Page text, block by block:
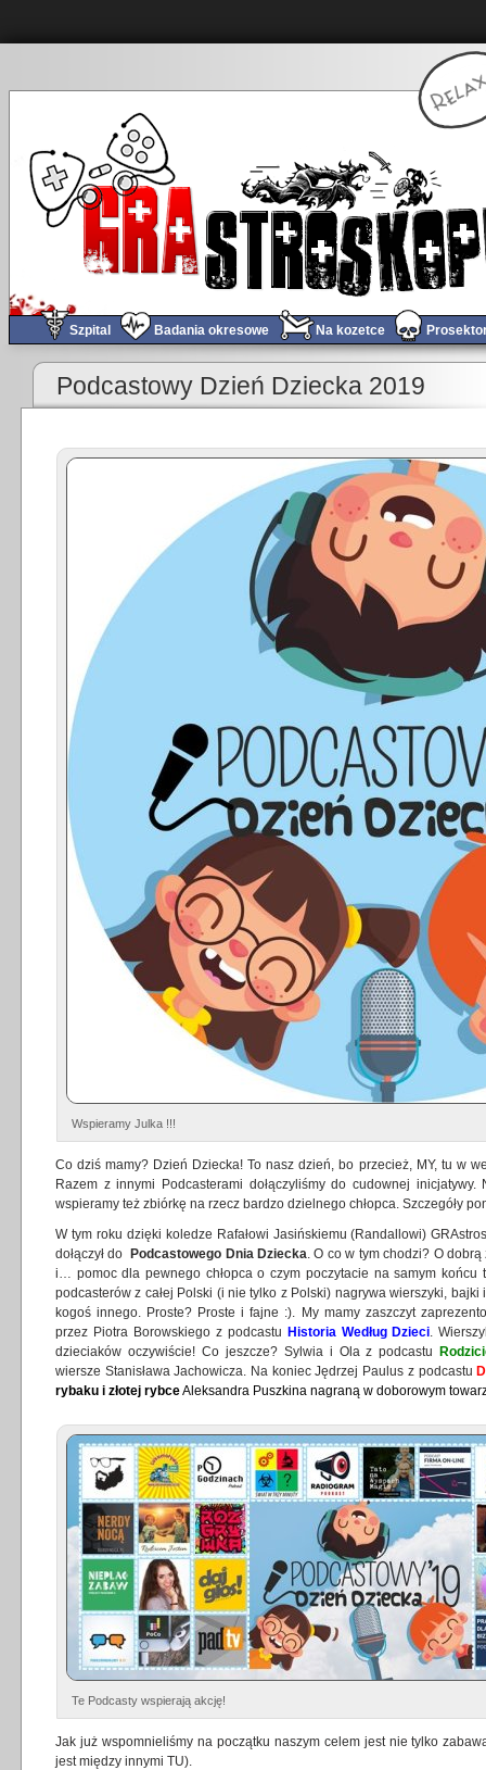
Szpital Badania okresowe Na kozetce
Obchód tygodnia #377
Podcastowy Dzień Dziecka 2019
Wspieramy Julka !!!
Co dziś mamy? Dzień Dziecka! To nasz dzień, bo przecież, MY, tu w
Razem z innymi Podcasterami dołączyliśmy do cudownej
wspieramy też zbiórkę na rzecz bardzo dzielnego chłopca. Szczegóły
W tym roku dzięki koledze Rafałowi Jasińskiemu (Randallowi)
dołączył doPodcastowego Dnia Dziecka . O co w tym chodzi? O
i… pomoc dla pewnego chłopca o czym poczytacie na samym końcu
podcasterów z całej Polski (i nie tylko z Polski) nagrywa wierszyki,
kogoś innego. Proste? Proste i fajne :). My mamy zaszczyt
przez Piotra Borowskiego z podcastu Historia Według Dzieci .
dzieciaków oczywiście! Co jeszcze? Sylwia i Ola z podcastu
wiersze Stanisława Jachowicza. Na koniec Jędrzej Paulus z podcastu
rybaku i złotej rybceAleksandra Puszkina nagraną w doborowym
Te Podcasty wspierają akcję!
Jak już wspomnieliśmy na początku naszym celem jest nie tylko
jest między innymi TU).